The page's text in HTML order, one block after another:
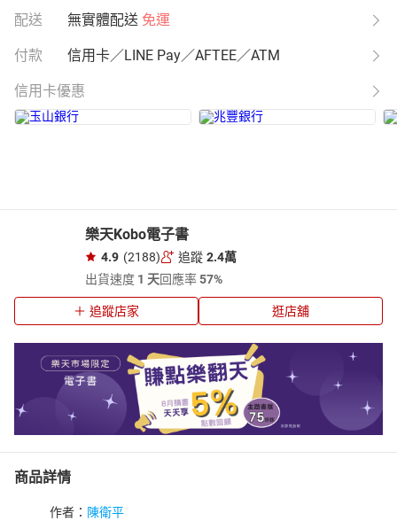
配送 無實體配送 免運
付款 信用卡／LINE Pay／AFTEE／ATM
信用卡優惠
樂天Kobo電子書
4.9 (2188) 追蹤 2.4萬
出貨速度 1 天回應率57%
追蹤店家 逛店舖
商品詳情
作者： 陳衛平